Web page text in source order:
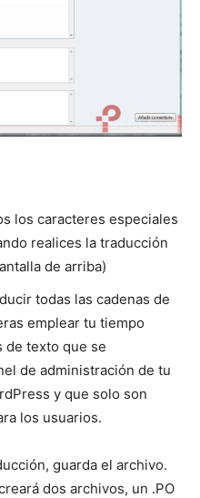
los caracteres especiales
realices la traducción
de arriba)
todas las cadenas de
emplear tu tiempo
de texto que se
de administración de tu
y que solo son
los usuarios.
guarda el archivo.
dos archivos, un .PO